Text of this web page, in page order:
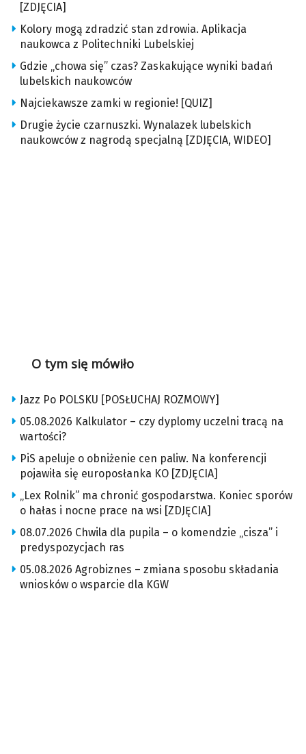
[ZDJĘCIA]
Kolory mogą zdradzić stan zdrowia. Aplikacja
naukowca z Politechniki Lubelskiej
Gdzie „chowa się” czas? Zaskakujące wyniki badań
lubelskich naukowców
Najciekawsze zamki w regionie! [QUIZ]
Drugie życie czarnuszki. Wynalazek lubelskich
naukowców z nagrodą specjalną [ZDJĘCIA, WIDEO]
O tym się mówiło
Jazz Po POLSKU [POSŁUCHAJ ROZMOWY]
05.08.2026 Kalkulator – czy dyplomy uczelni tracą na
wartości?
PiS apeluje o obniżenie cen paliw. Na konferencji
pojawiła się europosłanka KO [ZDJĘCIA]
„Lex Rolnik” ma chronić gospodarstwa. Koniec sporów
o hałas i nocne prace na wsi [ZDJĘCIA]
08.07.2026 Chwila dla pupila – o komendzie „cisza” i
predyspozycjach ras
05.08.2026 Agrobiznes – zmiana sposobu składania
wniosków o wsparcie dla KGW